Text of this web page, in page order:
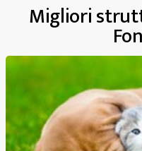
Migliori